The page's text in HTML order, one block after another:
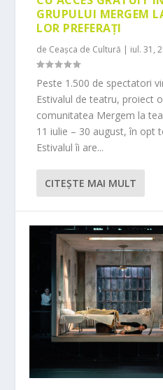
GRUPULUI MERGEM
LOR PREFERAȚI
de Ceașca de Cultură | iul. 31,
Peste 1.500 de spectatori
Estivalul de teatru, proiect
comunitatea Mergem la
11 iulie – 30 august, în opt
Estivalul îi are...
CITEŞTE MAI MULT